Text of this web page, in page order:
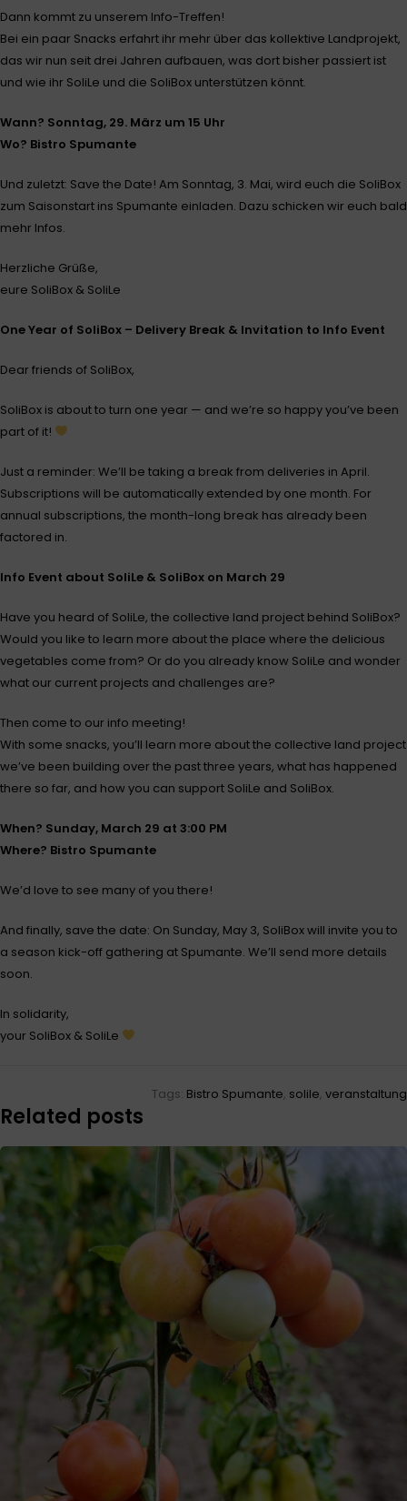
Dann kommt zu unserem Info-Treffen!
Bei ein paar Snacks erfahrt ihr mehr über das kollektive Landprojekt,
das wir nun seit drei Jahren aufbauen, was dort bisher passiert ist
und wie ihr SoliLe und die SoliBox unterstützen könnt.
Wann? Sonntag, 29. März um 15 Uhr
Wo? Bistro Spumante
Und zuletzt: Save the Date! Am Sonntag, 3. Mai, wird euch die SoliBox
zum Saisonstart ins Spumante einladen. Dazu schicken wir euch bald
mehr Infos.
Herzliche Grüße,
eure SoliBox & SoliLe
One Year of SoliBox – Delivery Break & Invitation to Info Event
Dear friends of SoliBox,
SoliBox is about to turn one year — and we’re so happy you’ve been
part of it!
Just a reminder: We’ll be taking a break from deliveries in April.
Subscriptions will be automatically extended by one month. For
annual subscriptions, the month-long break has already been
factored in.
Info Event about SoliLe & SoliBox on March 29
Have you heard of SoliLe, the collective land project behind SoliBox?
Would you like to learn more about the place where the delicious
vegetables come from? Or do you already know SoliLe and wonder
what our current projects and challenges are?
Then come to our info meeting!
With some snacks, you’ll learn more about the collective land project
we’ve been building over the past three years, what has happened
there so far, and how you can support SoliLe and SoliBox.
When? Sunday, March 29 at 3:00 PM
Where? Bistro Spumante
We’d love to see many of you there!
And finally, save the date: On Sunday, May 3, SoliBox will invite you to
a season kick-off gathering at Spumante. We’ll send more details
soon.
In solidarity,
your SoliBox & SoliLe
Tags: Bistro Spumante, solile, veranstaltung
Related posts